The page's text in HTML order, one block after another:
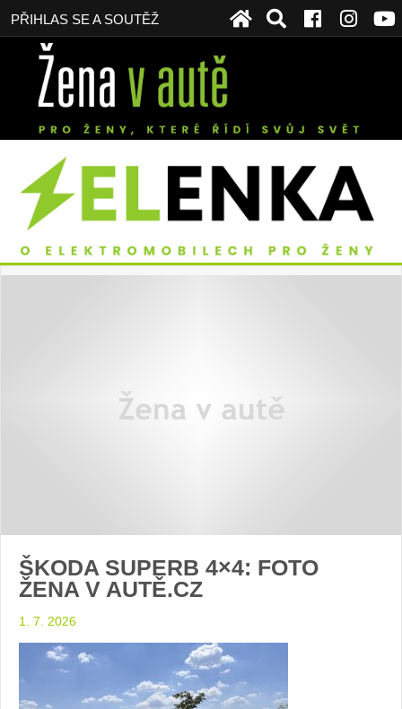
PŘIHLAS SE A SOUTĚŽ
ŠKODA SUPERB 4×4: FOTO
ŽENA V AUTĚ.CZ
1. 7. 2026